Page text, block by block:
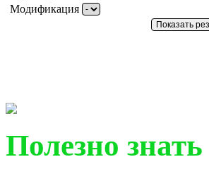
Модификация
Полезно знать